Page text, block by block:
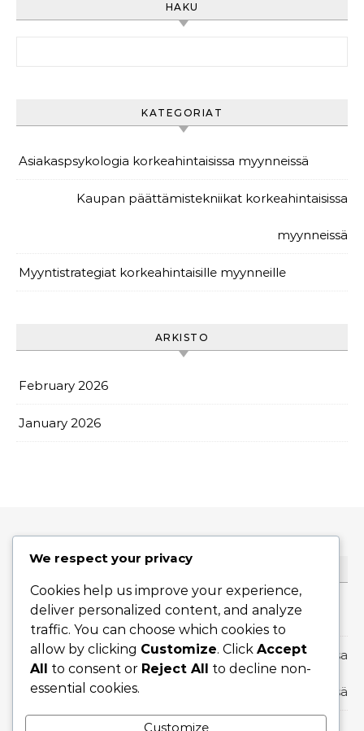
HAKU
KATEGORIAT
Asiakaspsykologia korkeahintaisissa myynneissä
Kaupan päättämistekniikat korkeahintaisissa
myynneissä
Myyntistrategiat korkeahintaisille myynneille
ARKISTO
February 2026
January 2026
KATEGORIAT
Asiakaspsykologia korkeahintaisissa myynneissä
Kaupan päättämistekniikat korkeahintaisissa
myynneissä
We respect your privacy
Cookies help us improve your experience,
deliver personalized content, and analyze
traffic. You can choose which cookies to
allow by clicking Customize. Click Accept
All to consent or Reject All to decline non-
essential cookies.
Customize